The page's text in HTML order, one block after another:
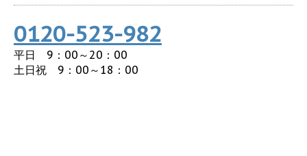
0120-523-982
平日 9：00～20：00
土日祝 9：00～18：00